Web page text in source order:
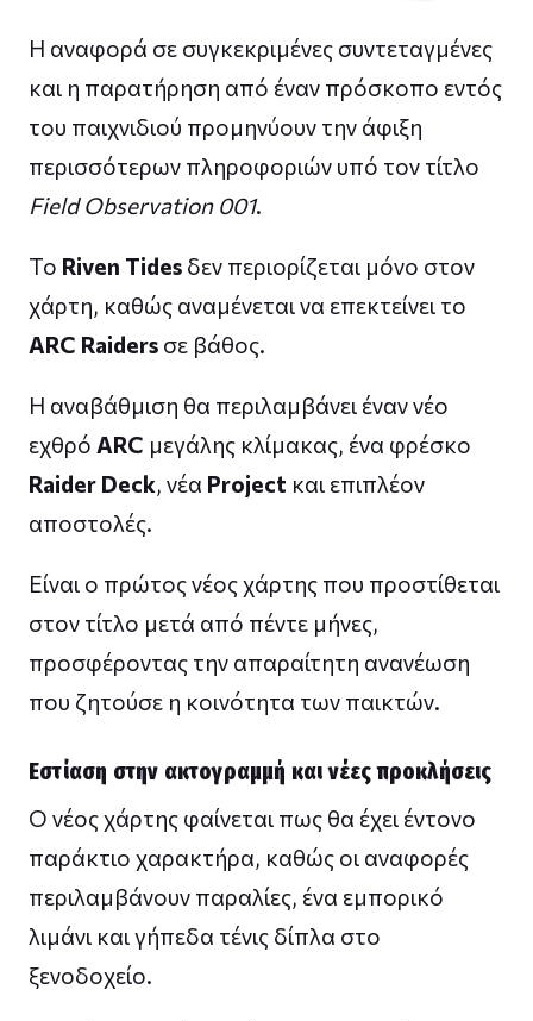
Η αναφορά σε συγκεκριμένες συντεταγμένες
και η παρατήρηση από έναν πρόσκοπο εντός
του παιχνιδιού προμηνύουν την άφιξη
περισσότερων πληροφοριών υπό τον τίτλο
Field Observation 001.
Το Riven Tides δεν περιορίζεται μόνο στον
χάρτη, καθώς αναμένεται να επεκτείνει το
ARC Raiders σε βάθος.
Η αναβάθμιση θα περιλαμβάνει έναν νέο
εχθρό ARC μεγάλης κλίμακας, ένα φρέσκο
Raider Deck, νέα Project και επιπλέον
αποστολές.
Είναι ο πρώτος νέος χάρτης που προστίθεται
στον τίτλο μετά από πέντε μήνες,
προσφέροντας την απαραίτητη ανανέωση
που ζητούσε η κοινότητα των παικτών.
Εστίαση στην ακτογραμμή και νέες προκλήσεις
Ο νέος χάρτης φαίνεται πως θα έχει έντονο
παράκτιο χαρακτήρα, καθώς οι αναφορές
περιλαμβάνουν παραλίες, ένα εμπορικό
λιμάνι και γήπεδα τένις δίπλα στο
ξενοδοχείο.